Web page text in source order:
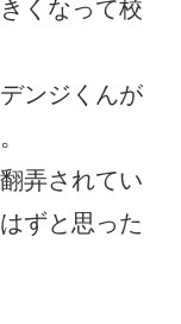
くなって校
ンジくんが
弄されてい
ずと思った